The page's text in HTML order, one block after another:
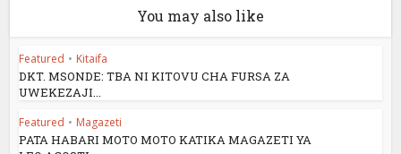
You may also like
Featured • Kitaifa
DKT. MSONDE: TBA NI KITOVU CHA FURSA ZA
UWEKEZAJI...
Featured • Magazeti
PATA HABARI MOTO MOTO KATIKA MAGAZETI YA